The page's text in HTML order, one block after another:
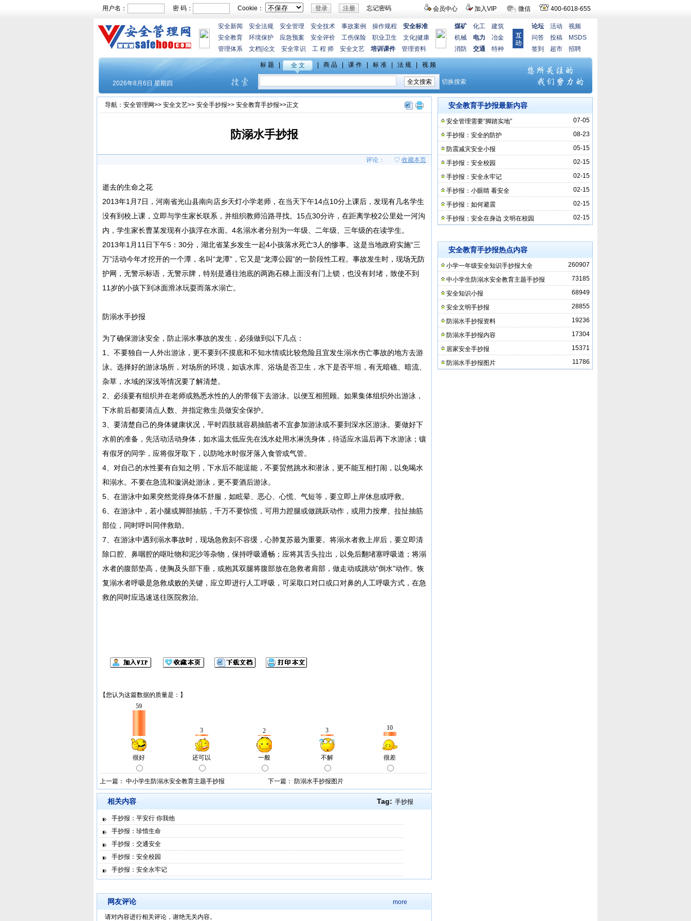
会员中心 加入VIP 微信 400-6018-655
用户名： 密 码： Cookie： 忘记密码
安全新闻 安全法规 安全管理 安全技术 事故案例 操作规程
安全标准
安全教育
环境保护 应急预案 安全评价 工伤保险 职业卫生 文化 健康
管理体系
文档 论文 安全常识 工 程 师 安全文艺 培训课件 管理资料
煤矿 化工
建筑
机械
电力
冶金
消防
交通 特种
论坛 活动
视频
问答
投稿
MSDS
签到
超市 招聘
导航： 安全管理网>> 安全文艺>> 安全手抄报>> 安全教育手抄报>>正文
防溺水手抄报
评论： ♡ 收藏本页
逝去的生命之花
2013年1月7日，河南省光山县南向店乡天灯小学老师，在当天下午14点10分上课后，发现有几名学生
没有到校上课，立即与学生家长联系，并组织教师沿路寻找。15点30分许，在距离学校2公里处一河沟
内，学生家长曹某发现有小孩浮在水面。4名溺水者分别为一年级、二年级、三年级的在读学生。
2013年1月11日下午5：30分，湖北省某乡发生一起4小孩落水死亡3人的惨事。这是当地政府实施“三
万”活动今年才挖开的一个潭，名叫“龙潭”，它又是“龙潭公园”的一阶段性工程。事故发生时，现场无防
护网，无警示标语，无警示牌，特别是通往池底的两跑石梯上面没有门上锁，也没有封堵，致使不到
11岁的小孩下到冰面滑冰玩耍而落水溺亡。
防溺水手抄报
为了确保游泳安全，防止溺水事故的发生，必须做到以下几点：
1、不要独自一人外出游泳，更不要到不摸底和不知水情或比较危险且宜发生溺水伤亡事故的地方去游
泳。选择好的游泳场所，对场所的环境，如该水库、浴场是否卫生，水下是否平坦，有无暗礁、暗流、
杂草，水域的深浅等情况要了解清楚。
2、必须要有组织并在老师或熟悉水性的人的带领下去游泳。以便互相照顾。如果集体组织外出游泳，
下水前后都要清点人数、并指定救生员做安全保护。
3、要清楚自己的身体健康状况，平时四肢就容易抽筋者不宜参加游泳或不要到深水区游泳。要做好下
水前的准备，先活动活动身体，如水温太低应先在浅水处用水淋洗身体，待适应水温后再下水游泳；镶
有假牙的同学，应将假牙取下，以防呛水时假牙落入食管或气管。
4、对自己的水性要有自知之明，下水后不能逞能，不要贸然跳水和潜泳，更不能互相打闹，以免喝水
和溺水。不要在急流和漩涡处游泳，更不要酒后游泳。
5、在游泳中如果突然觉得身体不舒服，如眩晕、恶心、心慌、气短等，要立即上岸休息或呼救。
6、在游泳中，若小腿或脚部抽筋，千万不要惊慌，可用力蹬腿或做跳跃动作，或用力按摩、拉扯抽筋
部位，同时呼叫同伴救助。
7、在游泳中遇到溺水事故时，现场急救刻不容缓，心肺复苏最为重要。将溺水者救上岸后，要立即清
除口腔、鼻咽腔的呕吐物和泥沙等杂物，保持呼吸通畅；应将其舌头拉出，以免后翻堵塞呼吸道；将溺
水者的腹部垫高，使胸及头部下垂，或抱其双腿将腹部放在急救者肩部，做走动或跳动"倒水"动作。恢
复溺水者呼吸是急救成败的关键，应立即进行人工呼吸，可采取口对口或口对鼻的人工呼吸方式，在急
救的同时应迅速送往医院救治。
下一篇： 防溺水手抄报图片
上一篇： 中小学生防溺水安全教育主题手抄报
Tag: 手抄报
相关内容
手抄报：平安行 你我他
手抄报：珍惜生命
手抄报：交通安全
手抄报：安全校园
手抄报：安全永牢记
网友评论 more
请对内容进行相关评论，谢绝无关内容。
安全教育手抄报最新内容
07-05
安全管理需要“脚踏实地”
08-23
手抄报：安全的防护
05-15
防震减灾安全小报
02-15
手抄报：安全校园
02-15
手抄报：安全永牢记
02-15
手抄报：小眼睛 看安全
02-15
手抄报：如何避震
02-15
手抄报：安全在身边 文明在校园
安全教育手抄报热点内容
260907
小学一年级安全知识手抄报大全
73185
中小学生防溺水安全教育主题手抄报
68949
安全知识小报
28855
安全文明手抄报
19236
防溺水手抄报资料
17304
防溺水手抄报内容
15371
居家安全手抄报
11786
防溺水手抄报图片